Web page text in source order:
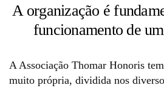
A organização é
funcionamento de
A Associação Thomar Honoris
muito própria, dividida nos